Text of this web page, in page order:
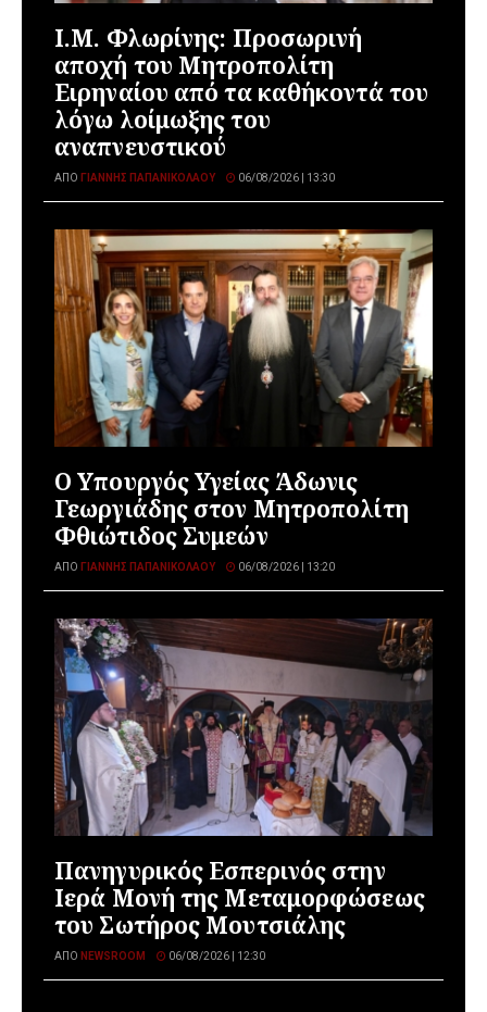
Ι.Μ. Φλωρίνης: Προσωρινή
αποχή του Μητροπολίτη
Ειρηναίου από τα καθήκοντά του
λόγω λοίμωξης του
αναπνευστικού
ΑΠΌ ΓΙΆΝΝΗΣ ΠΑΠΑΝΙΚΟΛΆΟΥ 06/08/2026 | 13:30
O Υπουργός Υγείας Άδωνις
Γεωργιάδης στον Μητροπολίτη
Φθιώτιδος Συμεών
ΑΠΌ ΓΙΆΝΝΗΣ ΠΑΠΑΝΙΚΟΛΆΟΥ 06/08/2026 | 13:20
Πανηγυρικός Εσπερινός στην
Ιερά Μονή της Μεταμορφώσεως
του Σωτήρος Μουτσιάλης
ΑΠΌ NEWSROOM 06/08/2026 | 12:30